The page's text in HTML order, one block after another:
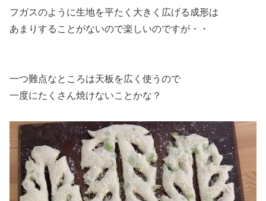
フガスのように生地を平たく大きく広げる成形は
あまりすることがないので楽しいのですが・・
一つ難点なところは天板を広く使うので
一度にたくさん焼けないことかな？